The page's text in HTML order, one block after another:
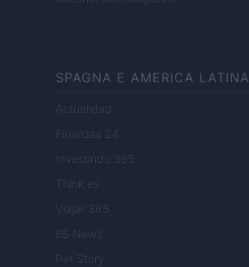
SPAGNA E AMERICA LATINA
Actualidad
Finanzas 24
Investindo 365
Think.es
Viajar 365
ES Newz
Pet Story